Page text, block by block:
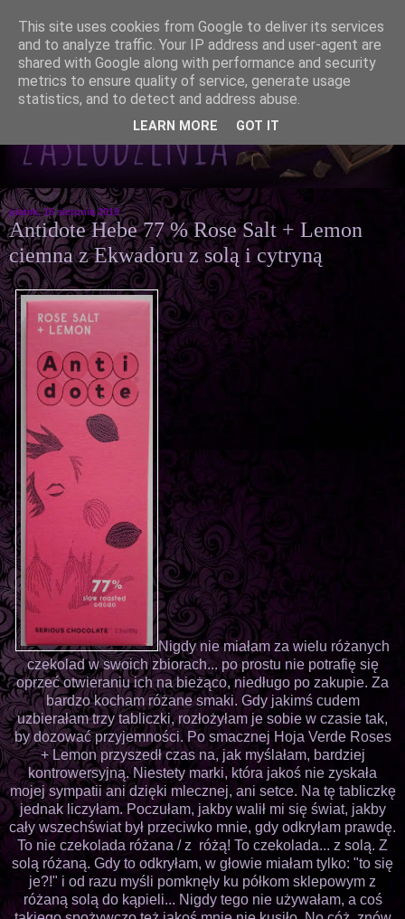
piątek, 16 sierpnia 2019
Antidote Hebe 77 % Rose Salt + Lemon
ciemna z Ekwadoru z solą i cytryną
Nigdy nie miałam za wielu różanych
czekolad w swoich zbiorach... po prostu nie potrafię się
oprzeć otwieraniu ich na bieżąco, niedługo po zakupie. Za
bardzo kocham różane smaki. Gdy jakimś cudem
uzbierałam trzy tabliczki, rozłożyłam je sobie w czasie tak,
by dozować przyjemności. Po smacznej Hoja Verde Roses
+ Lemon przyszedł czas na, jak myślałam, bardziej
kontrowersyjną. Niestety marki, która jakoś nie zyskała
mojej sympatii ani dzięki mlecznej, ani setce. Na tę tabliczkę
jednak liczyłam. Poczułam, jakby walił mi się świat, jakby
cały wszechświat był przeciwko mnie, gdy odkryłam prawdę.
To nie czekolada różana / z różą! To czekolada... z solą. Z
solą różaną. Gdy to odkryłam, w głowie miałam tylko: "to się
je?!" i od razu myśli pomknęły ku półkom sklepowym z
różaną solą do kąpieli... Nigdy tego nie używałam, a coś
This site uses cookies from Google to deliver its services
and to analyze traffic. Your IP address and user-agent are
shared with Google along with performance and security
metrics to ensure quality of service, generate usage
statistics, and to detect and address abuse.
LEARN MORE GOT IT